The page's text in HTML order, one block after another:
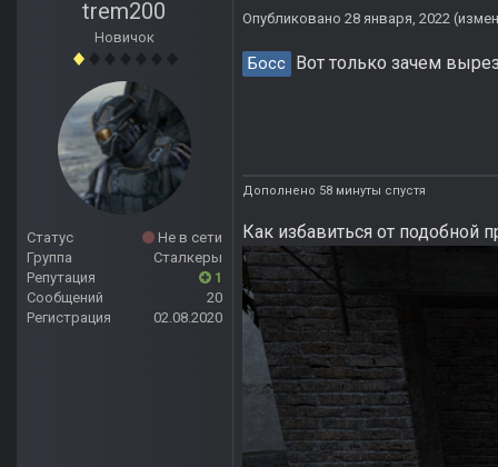
trem200
Новичок
Статус
Не в сети
Группа
Сталкеры
Репутация
1
Сообщений
20
Регистрация
02.08.2020
Опубликовано 28 января, 2022
Босс Вот только зачем
Дополнено 58 минуты спустя
Как избавиться от